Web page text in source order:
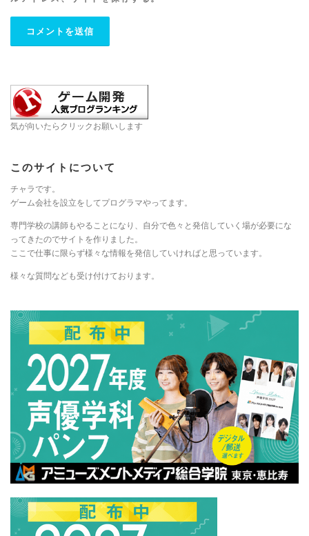
気が向いたらクリックお願いします
このサイトについて
チャラです。
ゲーム会社を設立をしてプログラマやってます。
専門学校の講師もやることになり、自分で色々と発信していく場が必要にな
ってきたのでサイトを作りました。
ここで仕事に限らず様々な情報を発信していければと思っています。
様々な質問なども受け付けております。